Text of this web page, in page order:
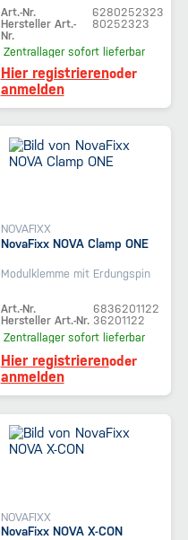
Art.-Nr.
6280252323
Hersteller Art.-
Nr.
80252323
Zentrallager sofort lieferbar
Hier registrierenoder
anmelden
NOVAFIXX
NovaFixx NOVA Clamp ONE
Modulklemme mit Erdungspin
Art.-Nr.
6836201122
Hersteller Art.-Nr. 36201122
Zentrallager sofort lieferbar
Hier registrierenoder
anmelden
NOVAFIXX
NovaFixx NOVA X-CON